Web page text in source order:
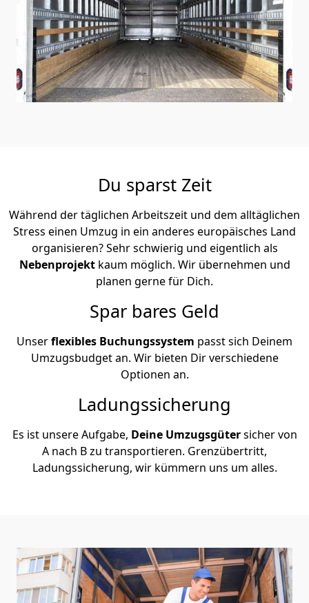
Du sparst Zeit
Während der täglichen Arbeitszeit und dem alltäglichen
Stress einen Umzug in ein anderes europäisches Land
organisieren? Sehr schwierig und eigentlich als
Nebenprojekt kaum möglich. Wir übernehmen und
planen gerne für Dich.
Spar bares Geld
Unserflexibles Buchungssystem passt sich Deinem
Umzugsbudget an. Wir bieten Dir verschiedene
Optionen an.
Ladungssicherung
Es ist unsere Aufgabe, Deine Umzugsgütersicher von
A nach B zu transportieren. Grenzübertritt,
Ladungssicherung, wir kümmern uns um alles.